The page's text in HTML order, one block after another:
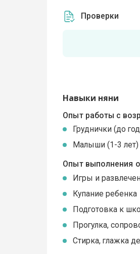
Проверки
Навыки няни
Опыт работы с
Груднички (до
Малыши (1-3 лет)
Опыт выполнения
Игры и
Купание ребенка
Подготовка к
Прогулка,
Стирка, глажка